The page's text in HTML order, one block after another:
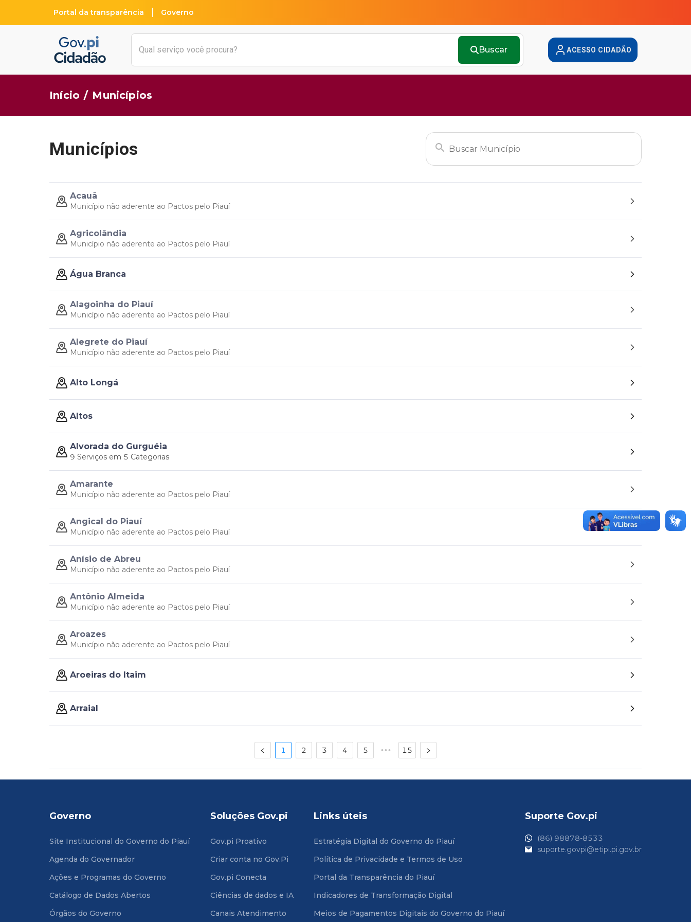
Portal da transparência Governo
Buscar ACESSO CIDADÃO
Início / Municípios
Municípios
Acauã
Município não aderente ao Pactos pelo Piauí
Agricolândia
Município não aderente ao Pactos pelo Piauí
Água Branca
Alagoinha do Piauí
Município não aderente ao Pactos pelo Piauí
Alegrete do Piauí
Município não aderente ao Pactos pelo Piauí
Alto Longá
Altos
Alvorada do Gurguéia
9 Serviços em 5 Categorias
Amarante
Município não aderente ao Pactos pelo Piauí
Angical do Piauí
Município não aderente ao Pactos pelo Piauí
Anísio de Abreu
Município não aderente ao Pactos pelo Piauí
Antônio Almeida
Município não aderente ao Pactos pelo Piauí
Aroazes
Município não aderente ao Pactos pelo Piauí
Aroeiras do Itaim
Arraial
1 2 3 4 5 ••• 15
Governo
Site Institucional do Governo do Piauí
Agenda do Governador
Ações e Programas do Governo
Catálogo de Dados Abertos
Órgãos do Governo
Soluções Gov.pi
Gov.pi Proativo
Criar conta no Gov.Pi
Gov.pi Conecta
Ciências de dados e IA
Canais Atendimento
Links úteis
Estratégia Digital do Governo do Piauí
Política de Privacidade e Termos de Uso
Portal da Transparência do Piauí
Indicadores de Transformação Digital
Meios de Pagamentos Digitais do Governo do Piauí
Suporte Gov.pi
(86) 98878-8533
suporte.govpi@etipi.pi.gov.br